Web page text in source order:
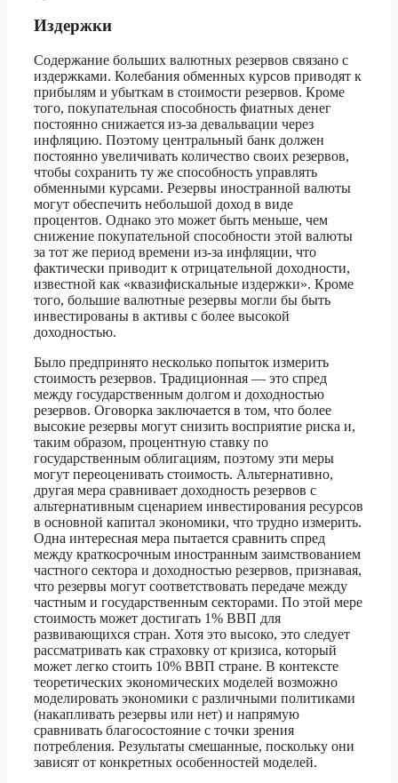
Издержки
Содержание больших валютных резервов связано с
издержками. Колебания обменных курсов приводят к
прибылям и убыткам в стоимости резервов. Кроме
того, покупательная способность фиатных денег
постоянно снижается из-за девальвации через
инфляцию. Поэтому центральный банк должен
постоянно увеличивать количество своих резервов,
чтобы сохранить ту же способность управлять
обменными курсами. Резервы иностранной валюты
могут обеспечить небольшой доход в виде
процентов. Однако это может быть меньше, чем
снижение покупательной способности этой валюты
за тот же период времени из-за инфляции, что
фактически приводит к отрицательной доходности,
известной как «квазифискальные издержки». Кроме
того, большие валютные резервы могли бы быть
инвестированы в активы с более высокой
доходностью.
Было предпринято несколько попыток измерить
стоимость резервов. Традиционная — это спред
между государственным долгом и доходностью
резервов. Оговорка заключается в том, что более
высокие резервы могут снизить восприятие риска и,
таким образом, процентную ставку по
государственным облигациям, поэтому эти меры
могут переоценивать стоимость. Альтернативно,
другая мера сравнивает доходность резервов с
альтернативным сценарием инвестирования ресурсов
в основной капитал экономики, что трудно измерить.
Одна интересная мера пытается сравнить спред
между краткосрочным иностранным заимствованием
частного сектора и доходностью резервов, признавая,
что резервы могут соответствовать передаче между
частным и государственным секторами. По этой мере
стоимость может достигать 1% ВВП для
развивающихся стран. Хотя это высоко, это следует
рассматривать как страховку от кризиса, который
может легко стоить 10% ВВП стране. В контексте
теоретических экономических моделей возможно
моделировать экономики с различными политиками
(накапливать резервы или нет) и напрямую
сравнивать благосостояние с точки зрения
потребления. Результаты смешанные, поскольку они
зависят от конкретных особенностей моделей.